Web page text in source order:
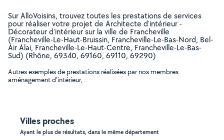
Sur AlloVoisins, trouvez toutes les prestations de services
pour réaliser votre projet de Architecte d'intérieur -
Décorateur d'intérieur sur la ville de Francheville
(Francheville-Le-Haut-Bruissin, Francheville-Le-Bas-Nord, Bel-
Air Alai, Francheville-Le-Haut-Centre, Francheville-Le-Bas-
Sud) (Rhône, 69340, 69160, 69110, 69290)
Autres exemples de prestations réalisées par nos membres :
aménagement d'intérieur, ..
Villes proches
Ayant le plus de résultats, dans le même département